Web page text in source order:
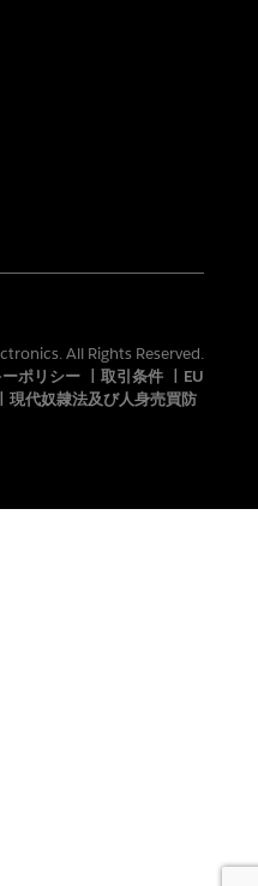
All Rights Reserved.
ポリシー 取引条件
EU
現代奴隷法及び人身売買防